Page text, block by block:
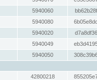
5940060
5940080
5940020
5940049
5940050
42800218